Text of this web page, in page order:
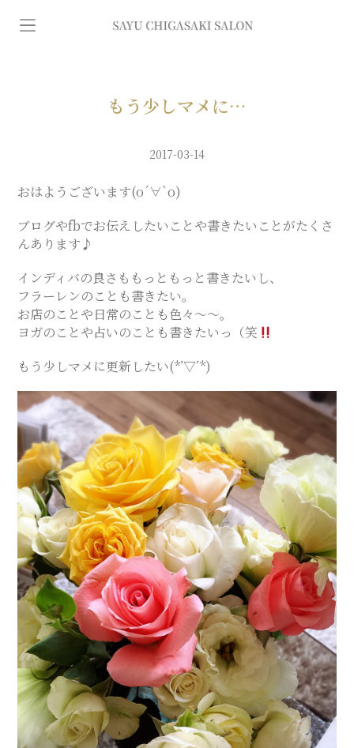
イ
デ
バ
門
エ
ス
テ
サ
ロ
ン
｜
SAYU
CHIGASAKI
もう少しマメに…
2017-03-14
おはようございます(о´∀`о)
ブログやfbでお伝えしたいことや書きたいことがたくさ
んあります♪
インディバの良さももっともっと書きたいし、
フラーレンのことも書きたい。
お店のことや日常のことも色々〜〜。
ヨガのことや占いのことも書きたいっ（笑
もう少しマメに更新したい(*’▽’*)